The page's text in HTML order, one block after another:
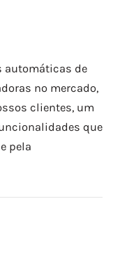
automáticas de
no mercado,
clientes, um
que
pela